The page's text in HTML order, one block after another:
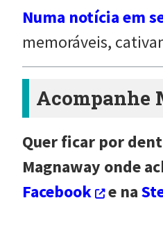
Numa notícia em
memoráveis,
Acompanhe
Quer ficar por
Magnaway onde
Facebook
e na